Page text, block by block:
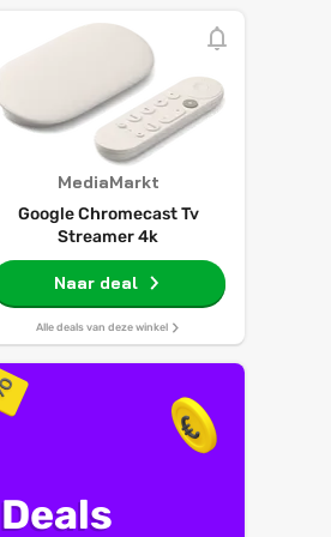
MediaMarkt
Google Chromecast Tv
Streamer 4k
Naar deal
Alle deals van deze winkel
Deals